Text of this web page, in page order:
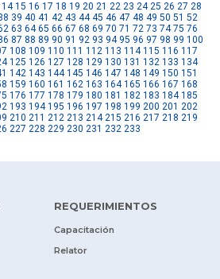
14 15 16 17 18 19 20 21 22 23 24 25 26 27 28
39 40 41 42 43 44 45 46 47 48 49 50 51 52
63 64 65 66 67 68 69 70 71 72 73 74 75 76
87 88 89 90 91 92 93 94 95 96 97 98 99 100
108 109 110 111 112 113 114 115 116 117
125 126 127 128 129 130 131 132 133 134
142 143 144 145 146 147 148 149 150 151
159 160 161 162 163 164 165 166 167 168
176 177 178 179 180 181 182 183 184 185
193 194 195 196 197 198 199 200 201 202
210 211 212 213 214 215 216 217 218 219
227 228 229 230 231 232 233
REQUERIMIENTOS
Capacitación
Relator